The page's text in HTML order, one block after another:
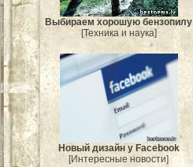
Выбираем хорошую бензопилу
[Техника и наука]
Новый дизайн у Facebook
[Интересные новости]